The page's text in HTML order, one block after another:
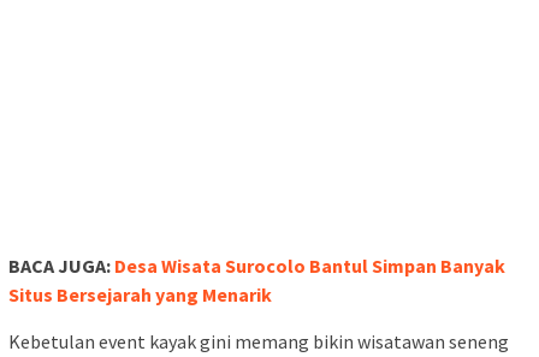
BACA JUGA: Desa Wisata Surocolo Bantul Simpan Banyak
Situs Bersejarah yang Menarik
Kebetulan event kayak gini memang bikin wisatawan seneng